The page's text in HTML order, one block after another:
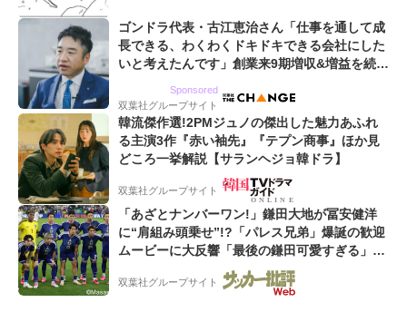
ゴンドラ代表・古江恵治さん「仕事を通して成
長できる、わくわくドキドキできる会社にした
いと考えたんです」創業来9期増収&増益を続け
Sponsored
双葉社グループサイト
韓流傑作選!2PMジュノの傑出した魅力あふれ
る主演3作『赤い袖先』『テプン商事』ほか見
どころ一挙解説【サランヘジョ韓ドラ】
双葉社グループサイト
「あざとナンバーワン!」鎌田大地が冨安健洋
に“肩組み頭乗せ”!?「パレス兄弟」爆誕の歓迎
ムービーに大反響「最後の鎌田可愛すぎる」
「粋にも程がある!」
双葉社グループサイト